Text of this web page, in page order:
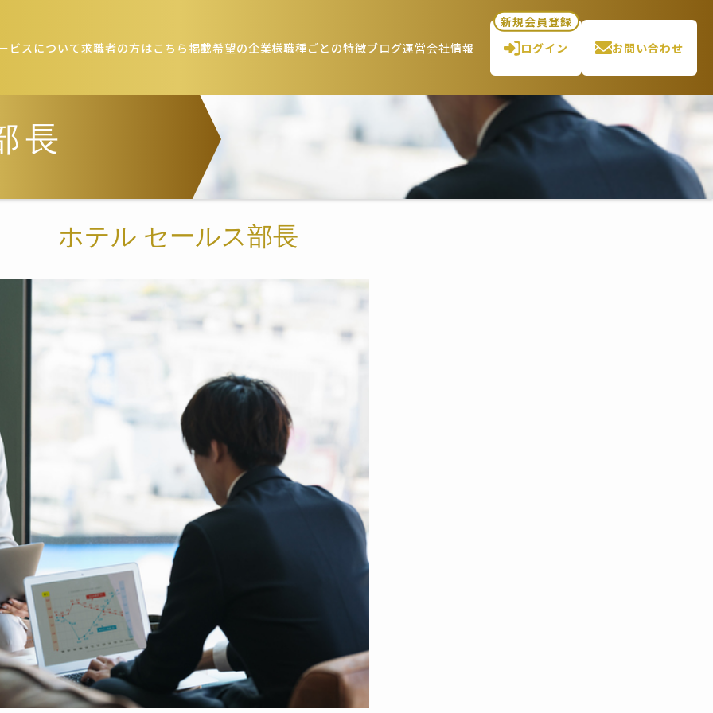
ビスについて求職者の方はこちら 掲載希望の企業様職種ごとの特徴ブログ運営会社情報
新規会員登録
ログイン
お問い合わせ
長
ホテル セールス部長